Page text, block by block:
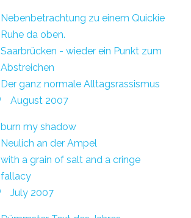
Nebenbetrachtung zu einem Quickie
Ruhe da oben.
Saarbrücken - wieder ein Punkt zum
Abstreichen
Der ganz normale Alltagsrassismus
August 2007
burn my shadow
Neulich an der Ampel
with a grain of salt and a cringe
fallacy
July 2007